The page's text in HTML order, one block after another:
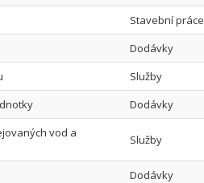
Stavební práce
Dodávky
Služby
Dodávky
vod a
Služby
Dodávky